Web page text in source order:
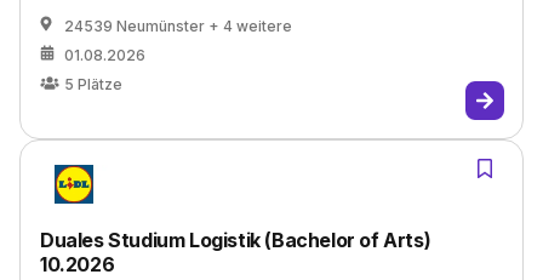
24539 Neumünster + 4 weitere
01.08.2026
5 Plätze
Duales Studium Logistik (Bachelor of Arts)
10.2026